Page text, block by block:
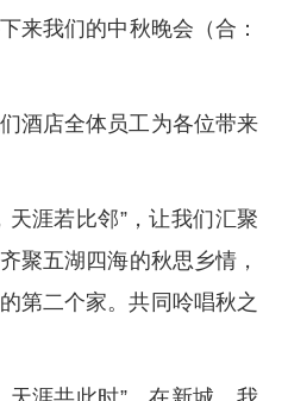
来我们的中秋晚会（合：
酒店全体员工为各位带来
天涯若比邻”，让我们汇聚
聚五湖四海的秋思乡情，
二个家。共同呤唱秋之